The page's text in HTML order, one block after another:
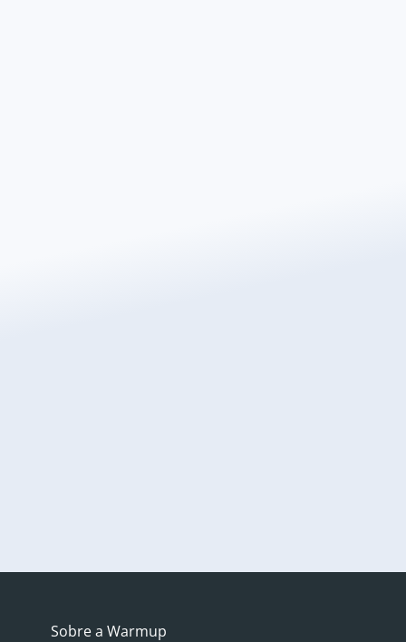
Obtenga un prespuesto
Sobre a Warmup